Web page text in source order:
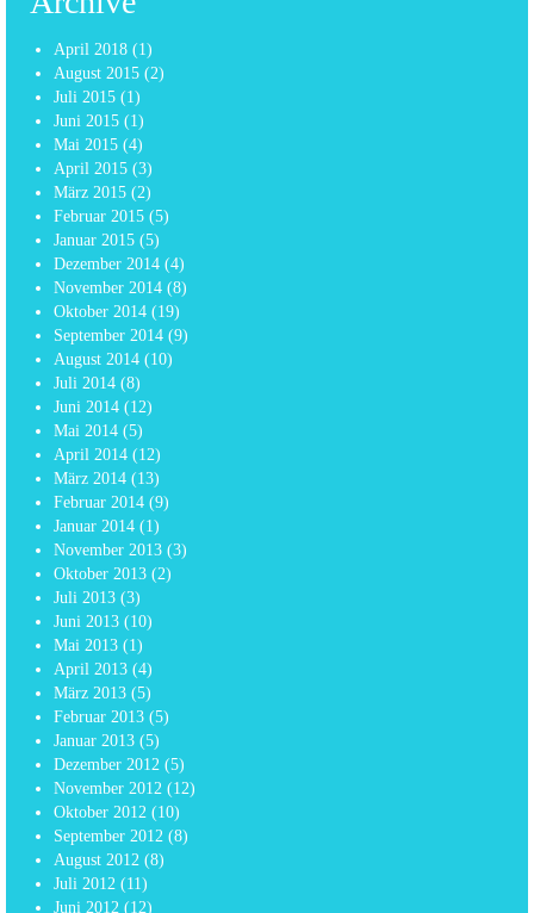
April 2018 (1)
August 2015 (2)
Juli 2015 (1)
Juni 2015 (1)
Mai 2015 (4)
April 2015 (3)
März 2015 (2)
Februar 2015 (5)
Januar 2015 (5)
Dezember 2014 (4)
November 2014 (8)
Oktober 2014 (19)
September 2014 (9)
August 2014 (10)
Juli 2014 (8)
Juni 2014 (12)
Mai 2014 (5)
April 2014 (12)
März 2014 (13)
Februar 2014 (9)
Januar 2014 (1)
November 2013 (3)
Oktober 2013 (2)
Juli 2013 (3)
Juni 2013 (10)
Mai 2013 (1)
April 2013 (4)
März 2013 (5)
Februar 2013 (5)
Januar 2013 (5)
Dezember 2012 (5)
November 2012 (12)
Oktober 2012 (10)
September 2012 (8)
August 2012 (8)
Juli 2012 (11)
Juni 2012 (12)